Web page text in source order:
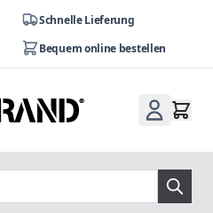
Schnelle Lieferung
Bequem online bestellen